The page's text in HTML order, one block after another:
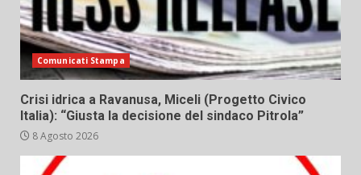
Comunicati Stampa
Crisi idrica a Ravanusa, Miceli (Progetto Civico
Italia): “Giusta la decisione del sindaco Pitrola”
8 Agosto 2026